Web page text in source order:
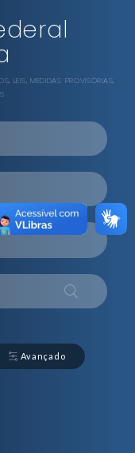
LEIS, MEDIDAS PROVISÓRIAS,
Avançado